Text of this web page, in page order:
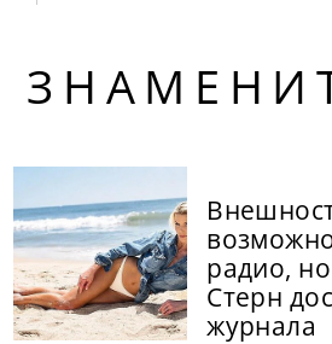
радио,
Стерн
журнала